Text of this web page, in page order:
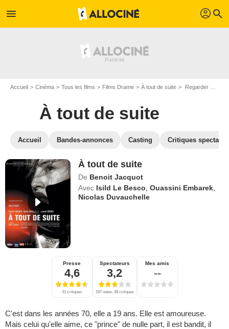
menu profil search
Accueil Cinéma Tous les films Films Drame À tout de suite Regarder À tout de suite en SVOD
À tout de suite
Accueil Bandes-annonces Casting Critiques
À tout de suite
De Benoit Jacquot
Avec Isild Le Besco ,Ouassini Embarek
Nicolas Duvauchelle
Presse
4,6
31 critiques
Spectateurs
3,2
197 notes, 39 critiques
Mes amis
--
C'est dans les années 70, elle a 19 ans. Elle est amoureuse.
Mais celui qu'elle aime, ce "prince" de nulle part, il est bandit, il